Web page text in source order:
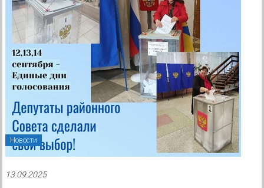
Новости
13.09.2025